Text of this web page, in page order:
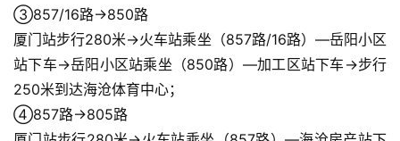
③857/16路→850路
厦门站步行280米→火车站乘坐（857路/16路）—岳阳小区
站下车→岳阳小区站乘坐（850路）—加工区站下车→步行
250米到达海沧体育中心；
④857路→805路